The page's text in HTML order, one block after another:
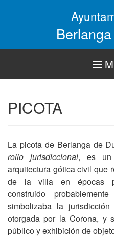
PICOTA
La picota de Berlanga de
rollo jurisdiccional, es un
arquitectura gótica civil que
de la villa en épocas
construido
simbolizaba la
otorgada por la Corona, y
público y exhibición de